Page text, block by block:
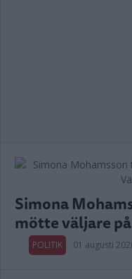
Simona
mötte väljare
POLITIK 01 augusti